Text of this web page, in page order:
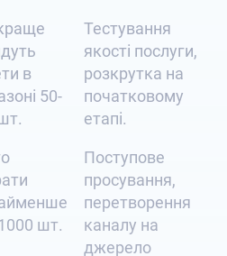
в
50-
Тестування
якості послуги,
розкрутка на
початковому
етапі.
шт.
Поступове
просування,
перетворення
каналу на
джерело